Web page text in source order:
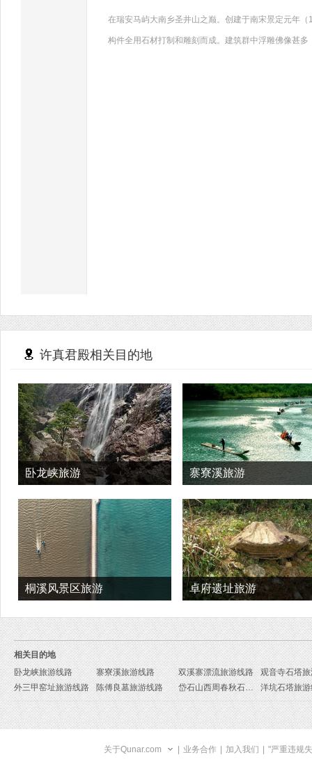
在瑞安马屿大南乡圣井山之巅。创建于南宋景定元年
构件全用石材打制和雕刻而成。建筑群中浮雕佛像甚
许真君殿相关目的地
卧龙峡旅游 寨寮溪旅游
桐溪风景区旅游 卓府遗址旅游
相关目的地
卧龙峡旅游线路
寨寮溪旅游线路 双溪寨漂流旅游线路
观音寺石塔
外三甲窑址旅游线路
陈傅良墓旅游线路 岱石山西周春秋石棚墓旅游线路 洋坑石塔旅
关于Qunar.com 业务合作 加入我们 "严重违规